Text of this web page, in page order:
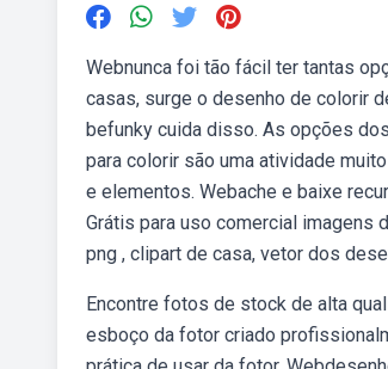
Webnunca foi tão fácil ter tantas
casas, surge o desenho de colorir
befunky cuida disso. As opções
para colorir são uma atividade
e elementos. Webache e baixe
Grátis para uso comercial imagens
png , clipart de casa, vetor dos
Encontre fotos de stock de alta
esboço da fotor criado